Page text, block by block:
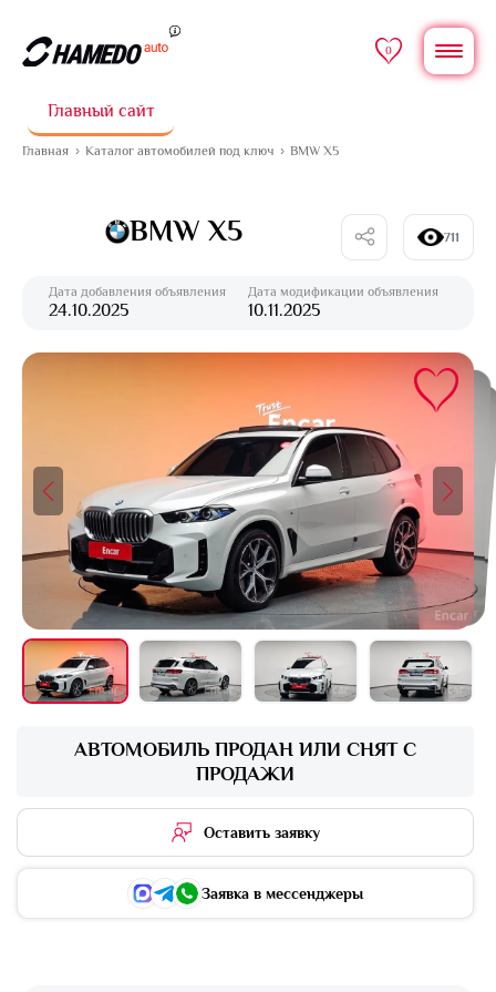
0
Главный сайт
Главная Каталог автомобилей под ключ BMW X5
BMW X5 711
Дата добавления объявления
24.10.2025
Дата модификации объявления
10.11.2025
АВТОМОБИЛЬ ПРОДАН ИЛИ СНЯТ С
ПРОДАЖИ
Оставить заявку
Заявка в мессенджеры